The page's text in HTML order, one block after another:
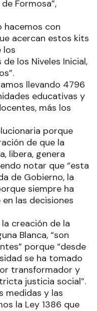
Formosa”,
hacemos con
acercan estos kits
los
los Niveles Inicial,
llevando 4796
educativas y
más los
porque
de que la
libera, genera
notar que “esta
de Gobierno, la
siempre ha
las decisiones
creación de la
Blanca, “son
porque “desde
se ha tomado
transformador y
justicia social”.
medidas y las
la Ley 1386 que